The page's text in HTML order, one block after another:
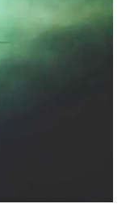
код